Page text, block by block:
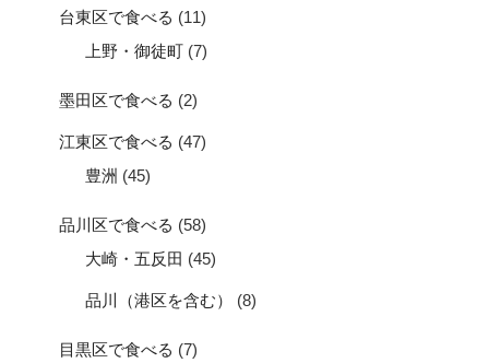
台東区で食べる (11)
上野・御徒町 (7)
墨田区で食べる (2)
江東区で食べる (47)
豊洲 (45)
品川区で食べる (58)
大崎・五反田 (45)
品川（港区を含む） (8)
目黒区で食べる (7)